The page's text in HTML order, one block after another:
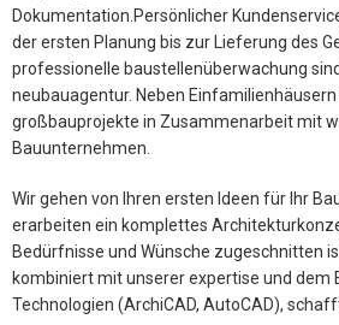
Dokumentation.Persönlicher
der ersten Planung bis zur Lieferung des
professionelle baustellenüberwachung
neubauagentur. Neben
großbauprojekte in Zusammenarbeit mit
Bauunternehmen.
Wir gehen von Ihren ersten Ideen für Ihr
erarbeiten ein komplettes
Bedürfnisse und Wünsche zugeschnitten
kombiniert mit unserer expertise und dem
Technologien (ArchiCAD, AutoCAD),